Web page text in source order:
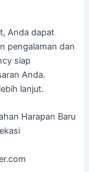
Anda dapat
pengalaman dan
siap
Anda.
lanjut.
Harapan Baru